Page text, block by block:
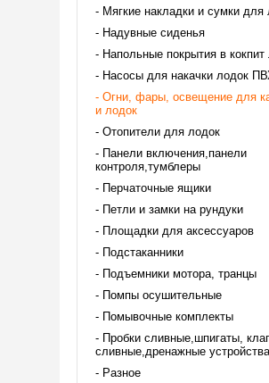
Мягкие накладки и сумки для
Надувные сиденья
Напольные покрытия в кокпит
Насосы для накачки лодок
Огни, фары, освещение для
и лодок
Отопители для лодок
Панели включения,панели
контроля,тумблеры
Перчаточные ящики
Петли и замки на рундуки
Площадки для аксессуаров
Подстаканники
Подъемники мотора, транцы
Помпы осушительные
Помывочные комплекты
Пробки сливные,шпигаты,
сливные,дренажные
Разное